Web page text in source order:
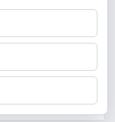
del
de las
de
gestionar las cookies,